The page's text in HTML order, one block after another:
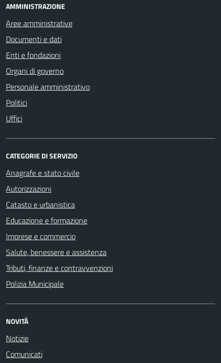
AMMINISTRAZIONE
Aree amministrative
Documenti e dati
Enti e fondazioni
Organi di governo
Personale amministrativo
Politici
Uffici
CATEGORIE DI SERVIZIO
Anagrafe e stato civile
Autorizzazioni
Catasto e urbanistica
Educazione e formazione
Imprese e commercio
Salute, benessere e assistenza
Tributi, finanze e contravvenzioni
Polizia Municipale
NOVITÀ
Notizie
Comunicati